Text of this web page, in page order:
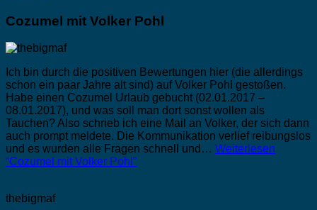
Cozumel mit Volker Pohl
Ich bin durch die positiven Bewertungen hier (die allerdings
schon ein paar Jahre alt sind) auf Volker Pohl gestoßen.
Habe einen Cozumel Urlaub gebucht (02.01.2017 –
08.01.2017), und was soll man dort sonst wollen als
Tauchen? Also schrieb ich eine Mail an Volker, der sich dann
auch prompt meldete. Die Kommunikation verlief reibungslos
und es wurden alle Fragen schnell und… Weiterlesen
“Cozumel mit Volker Pohl”
thebigmaf